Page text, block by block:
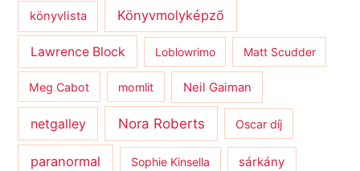
könyvlista Könyvmolyképző
Lawrence Block Loblowrimo Matt Scudder
Meg Cabot momlit Neil Gaiman
netgalley Nora Roberts Oscar díj
paranormal Sophie Kinsella sárkány